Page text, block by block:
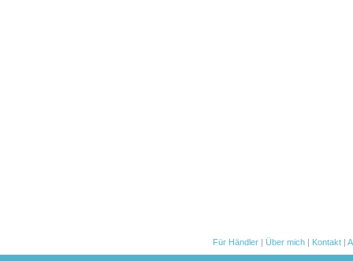
Für Händler | Über mich | Kontakt |